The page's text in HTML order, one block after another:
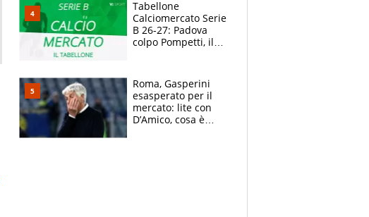
Tabellone
Calciomercato Serie
B 26-27: Padova
colpo Pompetti, il
Roma, Gasperini
esasperato per il
mercato: lite con
D’Amico, cosa è